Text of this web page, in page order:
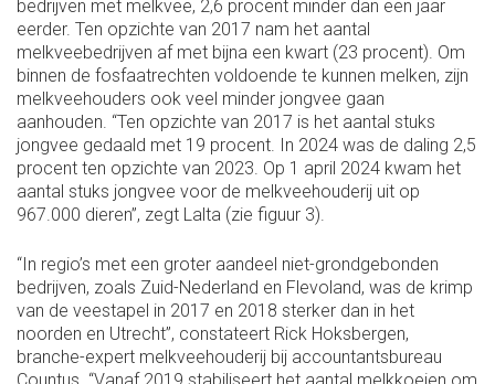
bedrijven met melkvee, 2,6 procent minder dan een jaar
eerder. Ten opzichte van 2017 nam het aantal
melkveebedrijven af met bijna een kwart (23 procent). Om
binnen de fosfaatrechten voldoende te kunnen melken, zijn
melkveehouders ook veel minder jongvee gaan
aanhouden. “Ten opzichte van 2017 is het aantal stuks
jongvee gedaald met 19 procent. In 2024 was de daling 2,5
procent ten opzichte van 2023. Op 1 april 2024 kwam het
aantal stuks jongvee voor de melkveehouderij uit op
967.000 dieren”, zegt Lalta (zie figuur 3).
“In regio’s met een groter aandeel niet-grondgebonden
bedrijven, zoals Zuid-Nederland en Flevoland, was de krimp
van de veestapel in 2017 en 2018 sterker dan in het
noorden en Utrecht”, constateert Rick Hoksbergen,
branche-expert melkveehouderij bij accountantsbureau